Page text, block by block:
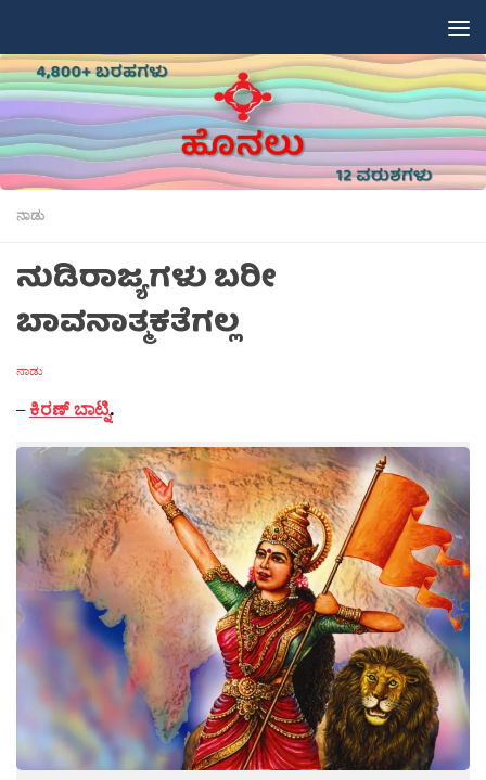
ನಾಡು
ನುಡಿರಾಜ್ಯಗಳು ಬರೀ
ಬಾವನಾತ್ಮಕತೆಗಲ್ಲ
ನಾಡು
–ಕಿರಣ್ ಬಾಟ್ನಿ.